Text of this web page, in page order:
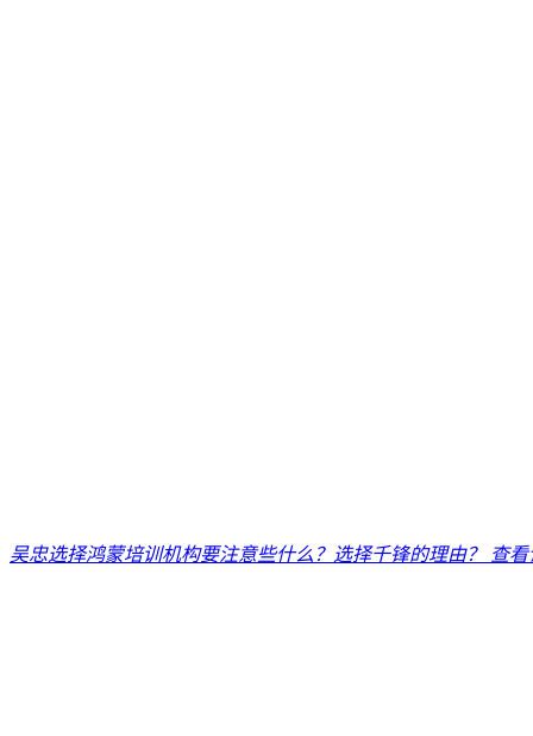
吴忠选择鸿蒙培训机构要注意些什么？选择千锋的理由？ 查